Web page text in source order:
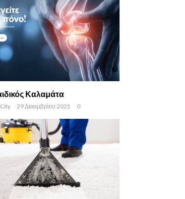
Καλαμάτα
29 Δεκεμβρίου 2025 0